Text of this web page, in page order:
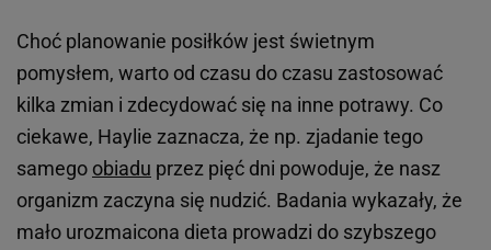
Choć planowanie posiłków jest świetnym
pomysłem, warto od czasu do czasu zastosować
kilka zmian i zdecydować się na inne potrawy. Co
ciekawe, Haylie zaznacza, że np. zjadanie tego
samego obiadu przez pięć dni powoduje, że nasz
organizm zaczyna się nudzić. Badania wykazały, że
mało urozmaicona dieta prowadzi do szybszego